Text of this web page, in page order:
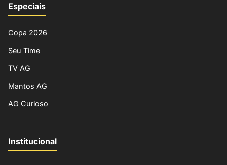
Especiais
Copa 2026
Seu Time
TV AG
Mantos AG
AG Curioso
Institucional